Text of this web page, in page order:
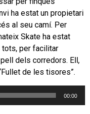
ha estat un propietari
al seu camí. Per
Skate ha estat
tots, per facilitar
dels corredors. Ell,
de les tisores”.
00:00